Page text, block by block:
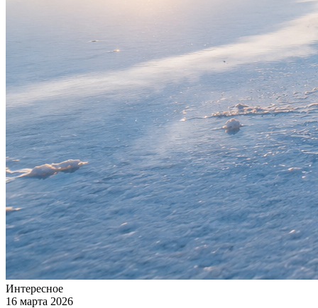
Интересное
16 марта 2026